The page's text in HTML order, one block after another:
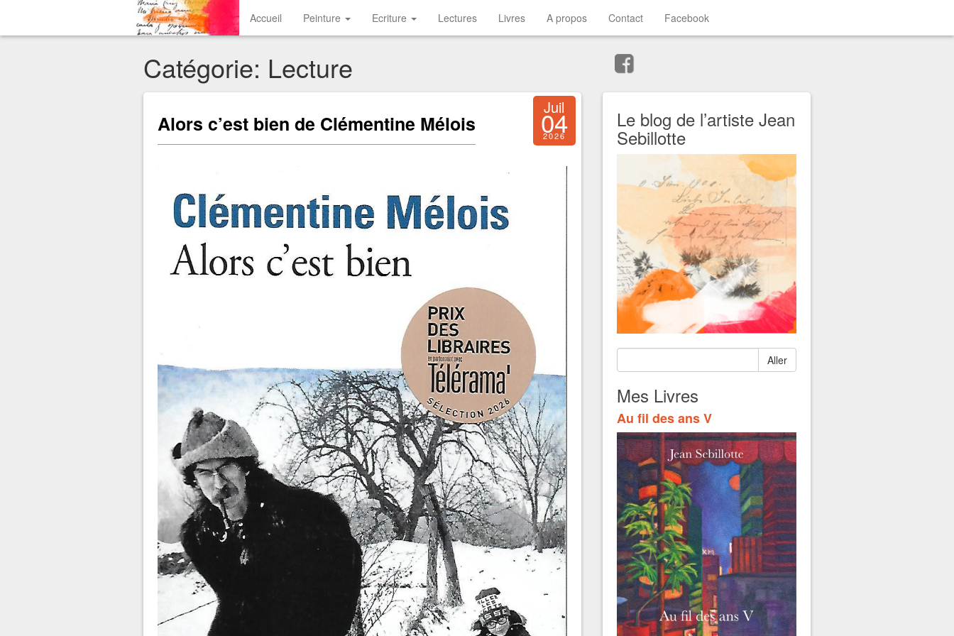
Accueil Peinture Ecriture Lectures Livres A propos Contact Facebook
Catégorie: Lecture
Alors c’est bien de Clémentine Mélois
Juil
04
2026
Le blog de l’artiste Jean
Sebillotte
Aller
Mes Livres
Au fil des ans V